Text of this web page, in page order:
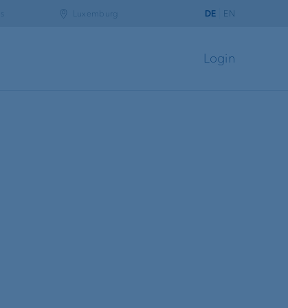
Luxemburg DE EN
Login